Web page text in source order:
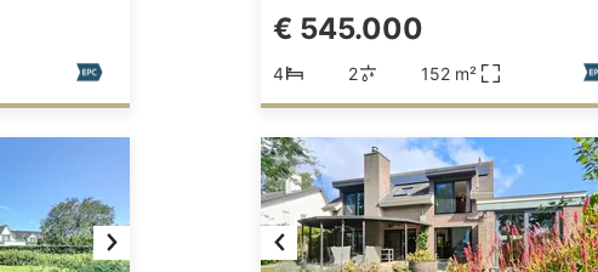
€ 545.000
4 2 152 m²
Next Previous